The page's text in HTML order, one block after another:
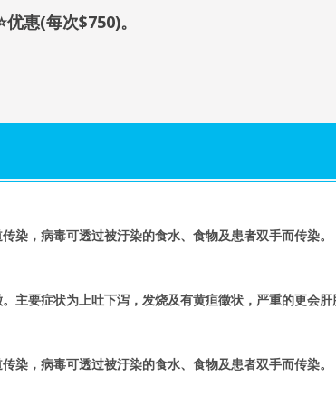
优惠(每次$750)。
染，病毒可透过被汙染的食水、食物及患者双手而传染。
主要症状为上吐下泻，发烧及有黄疸徵状，严重的更会肝
染，病毒可透过被汙染的食水、食物及患者双手而传染。